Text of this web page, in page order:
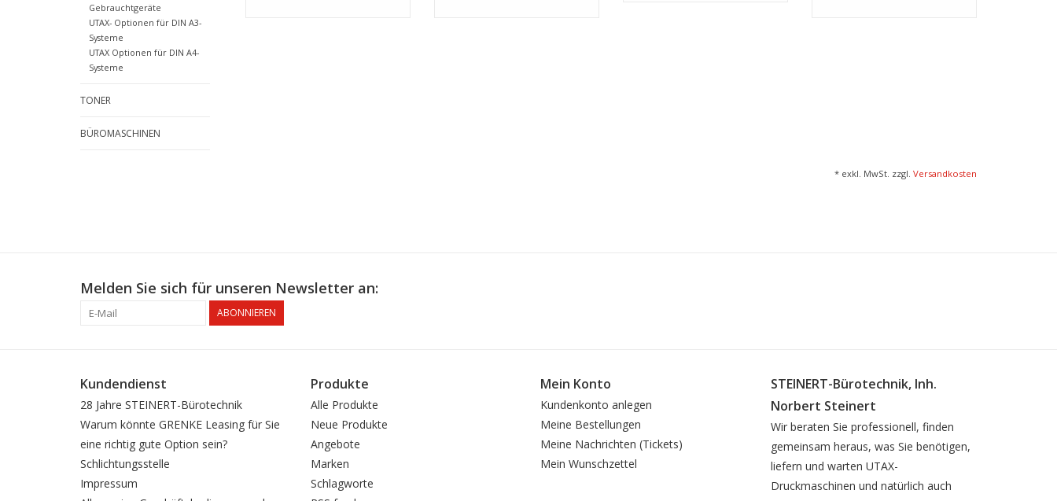
Gebrauchtgeräte
UTAX- Optionen für DIN A3-
Systeme
UTAX Optionen für DIN A4-
Systeme
TONER
BÜROMASCHINEN
* exkl. MwSt. zzgl. Versandkosten
Melden Sie sich für unseren Newsletter an:
ABONNIEREN
Kundendienst
28 Jahre STEINERT-Bürotechnik
Warum könnte GRENKE Leasing für Sie
eine richtig gute Option sein?
Schlichtungsstelle
Impressum
Produkte
Alle Produkte
Neue Produkte
Angebote
Marken
Schlagworte
Mein Konto
Kundenkonto anlegen
Meine Bestellungen
Meine Nachrichten (Tickets)
Mein Wunschzettel
STEINERT-Bürotechnik, Inh.
Norbert Steinert
Wir beraten Sie professionell, finden
gemeinsam heraus, was Sie benötigen,
liefern und warten UTAX-
Druckmaschinen und natürlich auch